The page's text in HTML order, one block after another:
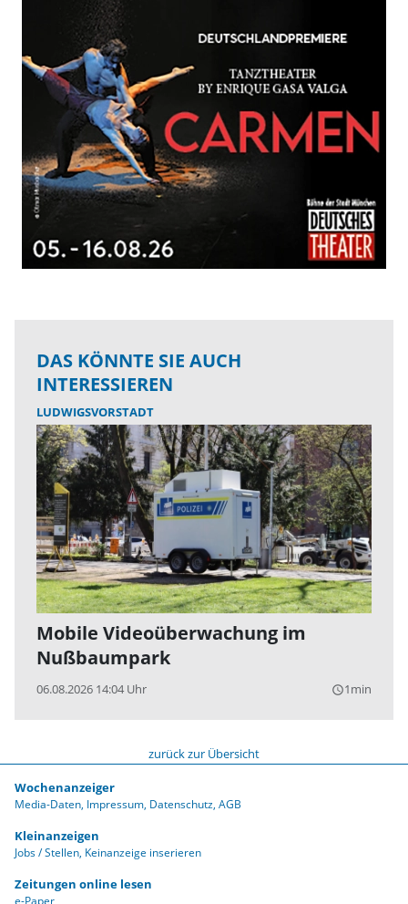
DAS KÖNNTE SIE AUCH
INTERESSIEREN
LUDWIGSVORSTADT
Mobile Videoüberwachung im
Nußbaumpark
06.08.2026 14:04 Uhr query_builder1min
zurück zur Übersicht
Wochenanzeiger
Media-Daten Impressum Datenschutz AGB
Kleinanzeigen
Jobs / Stellen Keinanzeige inserieren
Zeitungen online lesen
e-Paper